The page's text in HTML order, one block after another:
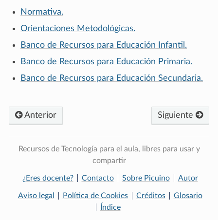
Normativa.
Orientaciones Metodológicas.
Banco de Recursos para Educación Infantil.
Banco de Recursos para Educación Primaria.
Banco de Recursos para Educación Secundaria.
Siguiente
Anterior
Recursos de Tecnología para el aula, libres para usar y
compartir
¿Eres docente? Contacto Sobre Picuino Autor
Aviso legal Política de Cookies Créditos
Glosario
Índice